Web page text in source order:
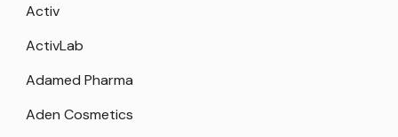
Activ
ActivLab
Adamed Pharma
Aden Cosmetics